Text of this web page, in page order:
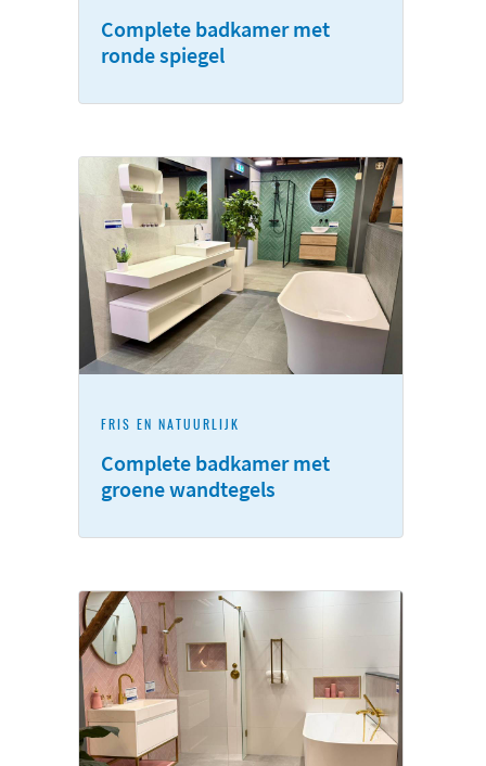
Complete badkamer met
ronde spiegel
FRIS EN NATUURLIJK
Complete badkamer met
groene wandtegels